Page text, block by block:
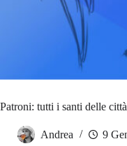
Patroni: tutti i santi delle
Andrea 9